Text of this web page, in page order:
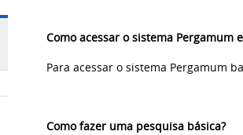
Como acessar o sistema Pergamum
Para acessar o sistema Pergamum
Como fazer uma pesquisa básica?